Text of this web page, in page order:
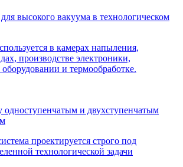
высокого вакуума в технологическом
в камерах напыления,
производстве электроники,
оборудовании и термообработке.
и двухступенчатым
проектируется строго под
технологической задачи